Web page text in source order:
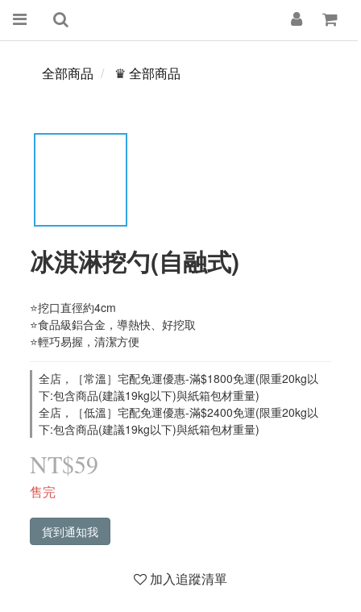
全部商品 ♛ 全部商品
冰淇淋挖勺(自融式)
⭐挖口直徑約4cm
⭐食品級鋁合金，導熱快、好挖取
⭐輕巧易握，清潔方便
全店，［常溫］宅配免運優惠-滿$1800免運(限重20kg以
下:包含商品(建議19kg以下)與紙箱包材重量)
全店，［低溫］宅配免運優惠-滿$2400免運(限重20kg以
下:包含商品(建議19kg以下)與紙箱包材重量)
NT$59
售完
貨到通知我
加入追蹤清單